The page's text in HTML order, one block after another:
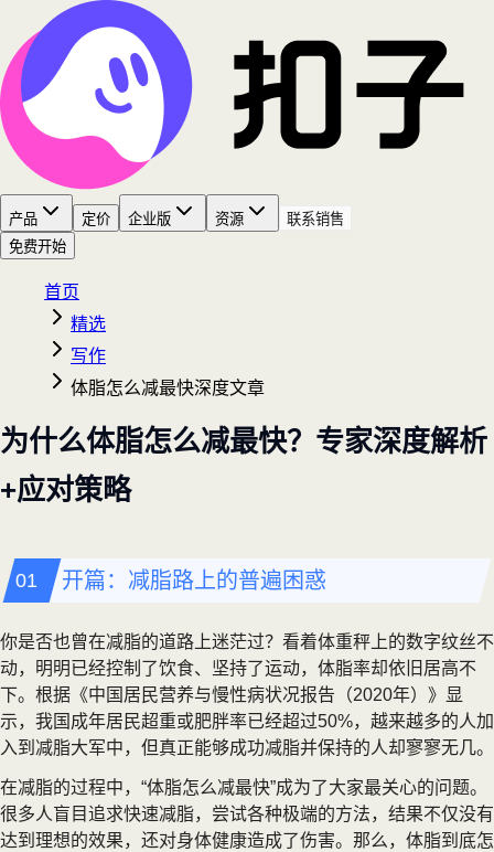
产品 定价 企业版 资源
联系销售
免费开始
首页
精选
写作
体脂怎么减最快深度文章
为什么体脂怎么减最快？专家深度解析
+应对策略
开篇：减脂路上的普遍困惑
你是否也曾在减脂的道路上迷茫过？看着体重秤上的数字纹丝不
动，明明已经控制了饮食、坚持了运动，体脂率却依旧居高不
下。根据《中国居民营养与慢性病状况报告（2020年）》显
示，我国成年居民超重或肥胖率已经超过50%，越来越多的人加
入到减脂大军中，但真正能够成功减脂并保持的人却寥寥无几。
在减脂的过程中，“体脂怎么减最快”成为了大家最关心的问题。
很多人盲目追求快速减脂，尝试各种极端的方法，结果不仅没有
达到理想的效果，还对身体健康造成了伤害。那么，体脂到底怎